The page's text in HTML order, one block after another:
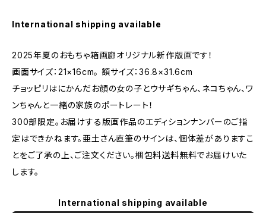
International shipping available
2025年夏のおもちゃ箱画廊オリジナル新作版画です！
画面サイズ：21×16cm。 額サイズ：36.8×31.6cm
チョッピリはにかんだお顔の女の子とウサギちゃん、ネコちゃん、ワ
ンちゃんと一緒の家族のポートレート！
300部限定。お届けする版画作品のエディションナンバーのご指
定はできかねます。亜土さん直筆のサインは、個体差がありますこ
とをご了承の上、ご注文ください。梱包料送料無料でお届けいた
します。
International shipping available